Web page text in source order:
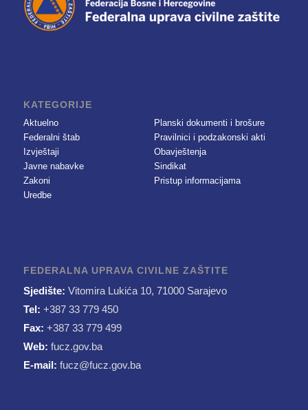
KATEGORIJE
Aktuelno
Federalni štab
Izvještaji
Javne nabavke
Zakoni
Uredbe
Planski dokumenti i brošure
Pravilnici i podzakonski akti
Obavještenja
Sindikat
Pristup informacijama
FEDERALNA UPRAVA CIVILNE ZAŠTITE
Sjedište: Vitomira Lukića 10, 71000 Sarajevo
Tel: +387 33 779 450
Fax: +387 33 779 499
Web: fucz.gov.ba
E-mail: fucz@fucz.gov.ba